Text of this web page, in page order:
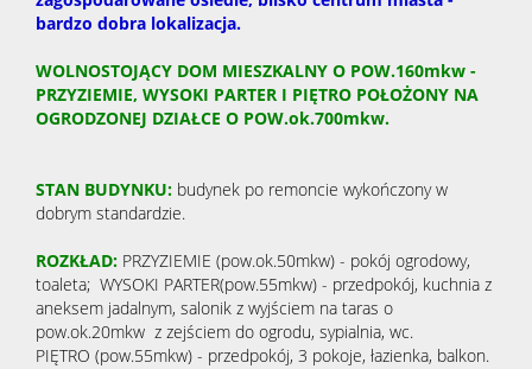
bardzo dobra lokalizacja.
WOLNOSTOJĄCY DOM MIESZKALNY O POW.160mkw -
PRZYZIEMIE, WYSOKI PARTER I PIĘTRO POŁOŻONY NA
OGRODZONEJ DZIAŁCE O POW.ok.700mkw.
STAN BUDYNKU: budynek po remoncie wykończony w
dobrym standardzie.
ROZKŁAD: PRZYZIEMIE (pow.ok.50mkw) - pokój ogrodowy,
toaleta; WYSOKI PARTER(pow.55mkw) - przedpokój, kuchnia z
aneksem jadalnym, salonik z wyjściem na taras o
pow.ok.20mkw z zejściem do ogrodu, sypialnia, wc.
PIĘTRO (pow.55mkw) - przedpokój, 3 pokoje, łazienka, balkon.